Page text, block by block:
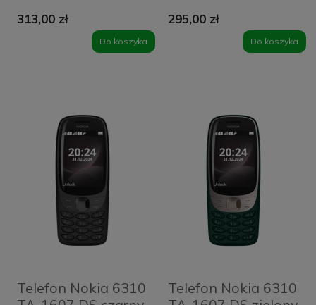
313,00 zł
Do koszyka
295,00 zł
Do koszyka
Telefon Nokia 6310
Telefon Nokia 6310